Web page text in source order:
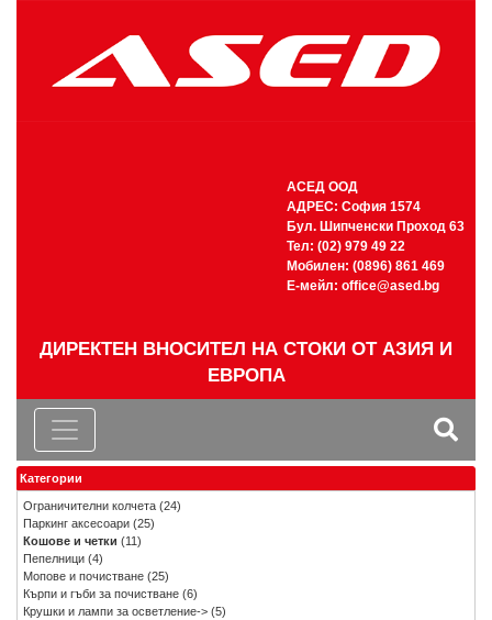
АСЕД ООД
АДРЕС: София 1574
Бул. Шипченски Проход 63
Тел: (02) 979 49 22
Мобилен: (0896) 861 469
Е-мейл: office@ased.bg
ДИРЕКТЕН ВНОСИТЕЛ НА СТОКИ ОТ АЗИЯ И
ЕВРОПА
Категории
Ограничителни колчета (24)
Паркинг аксесоари (25)
Кошове и четки (11)
Пепелници (4)
Мопове и почистване (25)
Кърпи и гъби за почистване (6)
Крушки и лампи за осветление-> (5)